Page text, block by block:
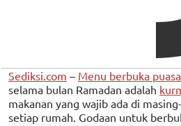
Sediksi.com – Menu berbuka puasa
selama bulan Ramadan adalah
makanan yang wajib ada di
setiap rumah. Godaan untuk